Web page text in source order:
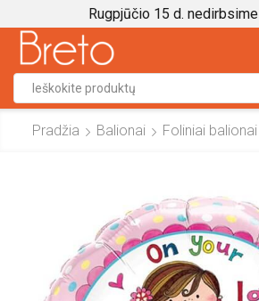
Rugpjūčio 15 d. nedirbsime
input
Pradžia Balionai Foliniai balionai